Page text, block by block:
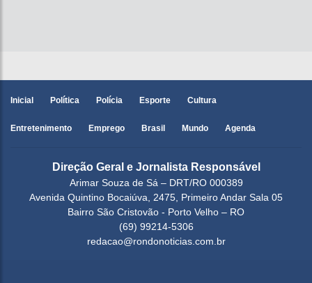
Inicial Política Polícia Esporte Cultura
Entretenimento Emprego Brasil Mundo Agenda
Direção Geral e Jornalista Responsável
Arimar Souza de Sá – DRT/RO 000389
Avenida Quintino Bocaiúva, 2475, Primeiro Andar Sala 05
Bairro São Cristovão - Porto Velho – RO
(69) 99214-5306
redacao@rondonoticias.com.br